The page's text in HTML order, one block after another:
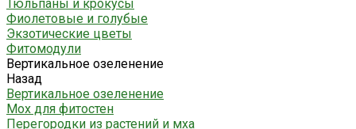
Тюльпаны и крокусы
Фиолетовые и голубые
Экзотические цветы
Фитомодули
Вертикальное озеленение
Назад
Вертикальное озеленение
Мох для фитостен
Перегородки из растений и мха